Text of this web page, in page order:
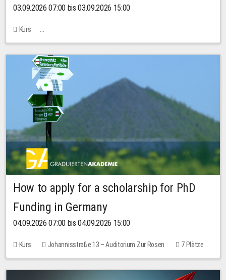
03.09.2026 07:00 bis 03.09.2026 15:00
Kurs
Bachstraße 18k - SR 102 (Seminarraum Servicestelle LehreLernen)
How to apply for a scholarship for PhD
Funding in Germany
04.09.2026 07:00 bis 04.09.2026 15:00
Kurs Johannisstraße 13 – Auditorium Zur Rosen
7 Plätze
10,00 EUR